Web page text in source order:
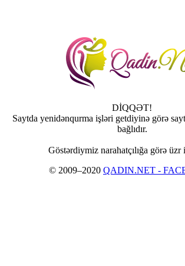
DİQQƏT!
Saytda yenidənqurma işləri getdiyinə görə
bağlıdır.
Göstərdiymiz narahatçılığa görə
© 2009–2020 QADIN.NET -